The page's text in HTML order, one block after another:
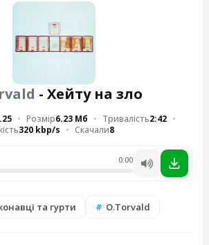
- Хейту на зло
Розмір6.23 Мб Тривалість2:42
320 kbp/s Скачали8
0:00
та гурти O.Torvald